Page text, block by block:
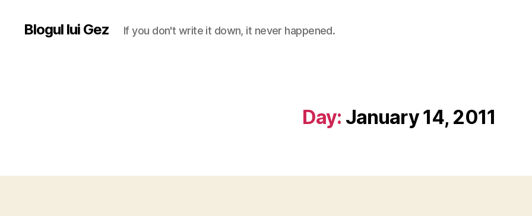
Blogul lui Gez If you don't write it down, it never happened.
Day: January 14, 2011